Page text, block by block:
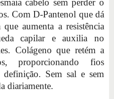
cabelo sem perder o
Com D-Pantenol que dá
aumenta a resistência
capilar e auxilia no
Colágeno que retém a
proporcionando fios
Sem sal e sem
diariamente.